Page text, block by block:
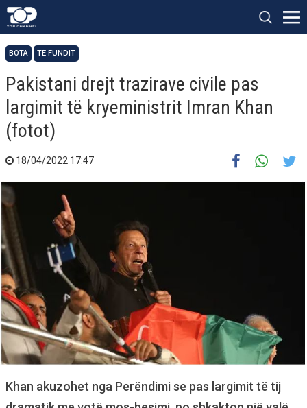
BOTA TË FUNDIT
Pakistani drejt trazirave civile pas
largimit të kryeministrit Imran Khan
(fotot)
18/04/2022 17:47
Khan akuzohet nga Perëndimi se pas largimit të tij